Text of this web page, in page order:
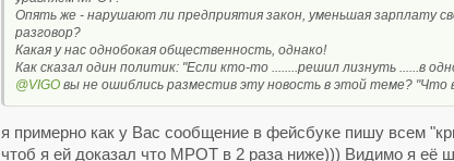
Опять же - нарушают ли предприятия закон, уменьшая зарплату
разговор?
Какая у нас однобокая общественность, однако!
Как сказал один политик: "Если кто-то ........решил лизнуть ......в
@VIGO вы не ошиблись разместив эту новость в этой теме? "Что
я примерно как у Вас сообщение в фейсбуке пишу всем
чтоб я ей доказал что МРОТ в 2 раза ниже))) Видимо я её